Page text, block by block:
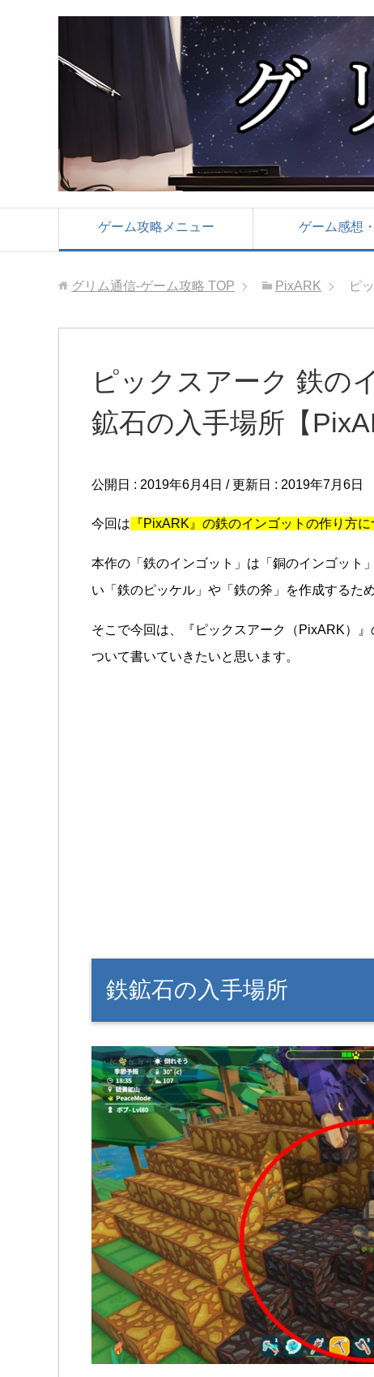
ゲーム攻略メニュー ゲーム感想
グリム通信-ゲーム攻略 TOP PixARK ピ
ピックスアーク 鉄の
鉱石の入手場所【
公開日 : 2019年6月4日 / 更新日 : 2019年7月6日
今回は 『PixARK』の鉄のインゴットの作り方に
本作の「鉄のインゴット」は「銅のインゴット
い「鉄のピッケル」や「鉄の斧」を作成するた
そこで今回は、『ピックスアーク（PixARK）
ついて書いていきたいと思います。
鉄鉱石の入手場所